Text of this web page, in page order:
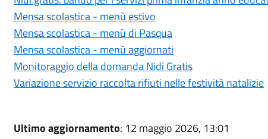
Mensa scolastica - menù estivo
Mensa scolastica - menù di Pasqua
Mensa scolastica - menù aggiornati
Monitoraggio della domanda Nidi Gratis
Variazione servizio raccolta rifiuti nelle festività natalizie
Ultimo aggiornamento: 12 maggio 2026, 13:01